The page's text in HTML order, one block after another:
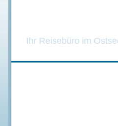
Ihr Reisebüro im